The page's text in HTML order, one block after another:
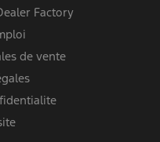
Factory
de vente